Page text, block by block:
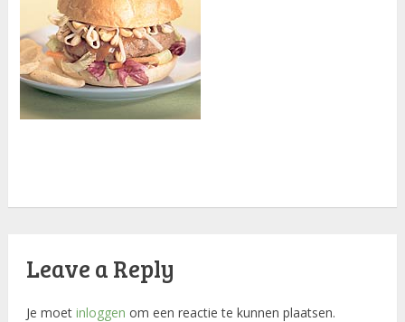
Leave a Reply
Je moet inloggen om een reactie te kunnen plaatsen.